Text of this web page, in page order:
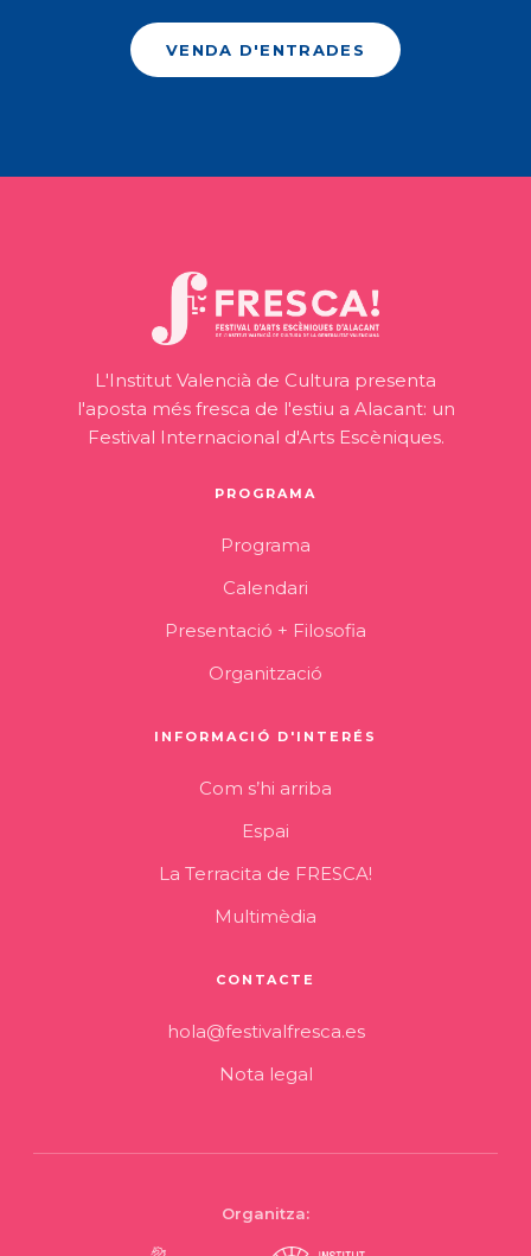
VENDA D'ENTRADES
L'Institut Valencià de Cultura presenta
l'aposta més fresca de l'estiu a Alacant: un
Festival Internacional d'Arts Escèniques.
PROGRAMA
Programa
Calendari
Presentació + Filosofia
Organització
INFORMACIÓ D'INTERÉS
Com s’hi arriba
Espai
La Terracita de FRESCA!
Multimèdia
CONTACTE
hola@festivalfresca.es
Nota legal
Organitza: